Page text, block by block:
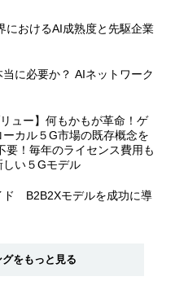
におけるAI成熟度と先駆企業
に必要か？ AIネットワーク
ュー】何もかもが革命！ゲ
カル５G市場の既存概念を
要！毎年のライセンス費用も
い５Gモデル
ド B2B2Xモデルを成功に導
をもっと見る